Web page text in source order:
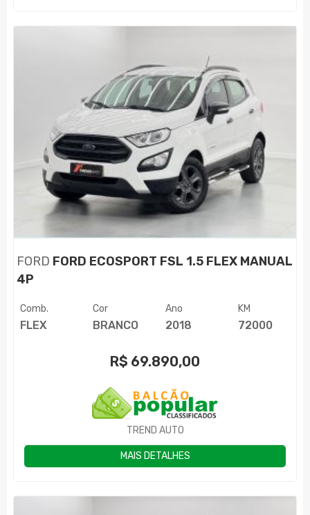
FORD FORD ECOSPORT FSL 1.5 FLEX MANUAL
4P
Comb.
FLEX
Cor
BRANCO
Ano
2018
KM
72000
R$ 69.890,00
TREND AUTO
MAIS DETALHES